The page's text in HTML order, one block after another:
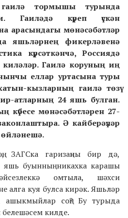
тормышы турында
Гаиләдә күреп үскән
арасындагы мөнәсәбәтләр
яшьләрнең фикерләвенә
күрсәткәнчә, Россиядә
киләләр. Гаилә коруның иң
еллар уртасына туры
кызларның гаилә төзү
атларның 24 яшь булган.
күбесе мөнәсәбәтләрен 27-
Ә кайберәүләр
ЗАГСка гаризаңны бир дә,
яшь буынның никахка карашы
омтыла, шәхси
алга куя булса кирәк. Яшьләр
ашыкмыйлар соң? Бу турыда
белешәсем килде.